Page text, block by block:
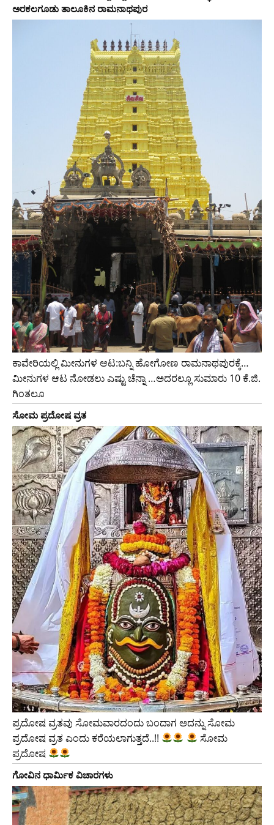
ಅರಕಲಗೂಡು ತಾಲೂಕಿನ ರಾಮನಾಥಪುರ
ಕಾವೇರಿಯಲ್ಲಿ ಮೀನುಗಳ ಆಟ:ಬನ್ನಿ ಹೋಗೋಣ ರಾಮನಾಥಪುರಕ್ಕೆ…
ಮೀನುಗಳ ಆಟ ನೋಡಲು ಎಷ್ಟು ಚೆನ್ನಾ …ಅದರಲ್ಲೂ ಸುಮಾರು 10 ಕೆ.ಜಿ.
ಗಿಂತಲೂ
ಸೋಮ ಪ್ರದೋಷ ವ್ರತ
ಪ್ರದೋಷ ವ್ರತವು ಸೋಮವಾರದಂದು ಬಂದಾಗ ಅದನ್ನು ಸೋಮ
ಪ್ರದೋಷ ವ್ರತ ಎಂದು ಕರೆಯಲಾಗುತ್ತದೆ..!!
ಸೋಮ
ಪ್ರದೋಷ
ಗೋವಿನ ಧಾರ್ಮಿಕ ವಿಚಾರಗಳು